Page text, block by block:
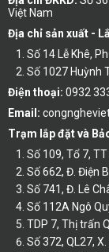
Việt Nam
Địa chỉ sản xuất -
Số 14 Lễ Khê,
Số 1027 Huỳnh
Điện thoại: 0932
Email:
Trạm lắp đặt và
Số 109, Tổ 7,
Số 662, Đ. Điện
Số 741, Đ. Lê
Số 112A Ngô
TDP 7, Thị trấn
Số 372, QL27,